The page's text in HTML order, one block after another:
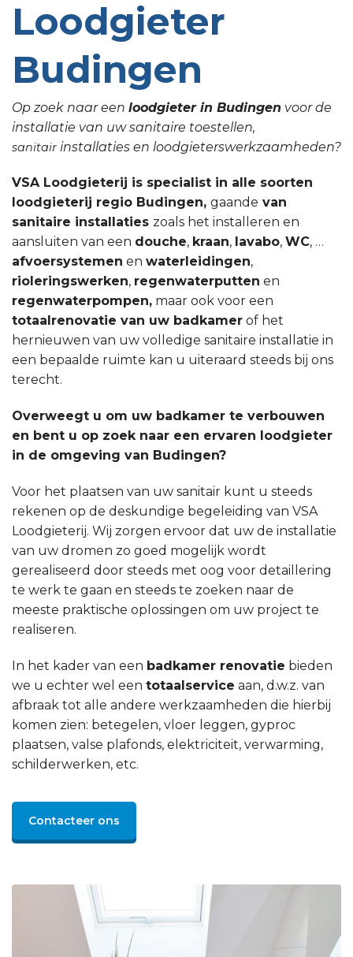
Loodgieter
Budingen
Op zoek naar een loodgieter in Budingen voor de
installatie van uw sanitaire toestellen,
sanitair installaties en loodgieterswerkzaamheden?
VSA Loodgieterij is specialist in alle soorten
loodgieterij regio Budingen, gaande van
sanitaire installaties zoals het installeren en
aansluiten van een douche, kraan, lavabo, WC, …
afvoersystemen en waterleidingen,
rioleringswerken, regenwaterputten en
regenwaterpompen, maar ook voor een
totaalrenovatie van uw badkamer of het
hernieuwen van uw volledige sanitaire installatie in
een bepaalde ruimte kan u uiteraard steeds bij ons
terecht.
Overweegt u om uw badkamer te verbouwen
en bent u op zoek naar een ervaren loodgieter
in de omgeving van Budingen?
Voor het plaatsen van uw sanitair kunt u steeds
rekenen op de deskundige begeleiding van VSA
Loodgieterij. Wij zorgen ervoor dat uw de installatie
van uw dromen zo goed mogelijk wordt
gerealiseerd door steeds met oog voor detaillering
te werk te gaan en steeds te zoeken naar de
meeste praktische oplossingen om uw project te
realiseren.
In het kader van een badkamer renovatie bieden
we u echter wel een totaalservice aan, d.w.z. van
afbraak tot alle andere werkzaamheden die hierbij
komen zien: betegelen, vloer leggen, gyproc
plaatsen, valse plafonds, elektriciteit, verwarming,
schilderwerken, etc.
Contacteer ons